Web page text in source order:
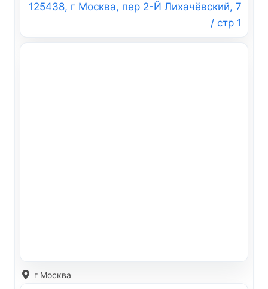
125438, г Москва, пер 2-Й Лихачёвский, 7
/ стр 1
г Москва